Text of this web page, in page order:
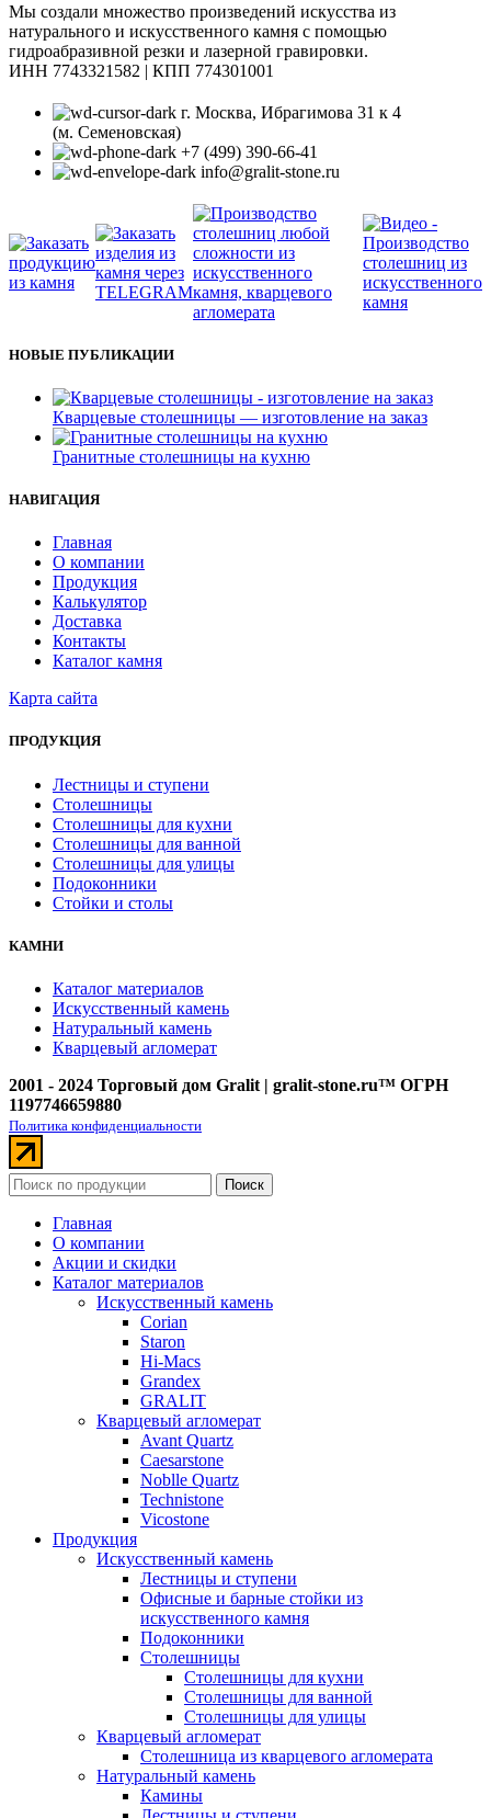
Мы создали множество произведений искусства из
натурального и искусственного камня с помощью
гидроабразивной резки и лазерной гравировки.
ИНН 7743321582 | КПП 774301001
г. Москва, Ибрагимова 31 к 4
(м. Семеновская)
+7 (499) 390-66-41
info@gralit-stone.ru
НОВЫЕ ПУБЛИКАЦИИ
Кварцевые столешницы — изготовление на заказ
Гранитные столешницы на кухню
НАВИГАЦИЯ
Главная
О компании
Продукция
Калькулятор
Доставка
Контакты
Каталог камня
Карта сайта
ПРОДУКЦИЯ
Лестницы и ступени
Столешницы
Столешницы для кухни
Столешницы для ванной
Столешницы для улицы
Подоконники
Стойки и столы
КАМНИ
Каталог материалов
Искусственный камень
Натуральный камень
Кварцевый агломерат
2001 - 2024 Торговый дом Gralit | gralit-stone.ru™ ОГРН
1197746659880
Политика конфиденциальности
Поиск
Главная
О компании
Акции и скидки
Каталог материалов
Искусственный камень
Corian
Staron
Hi-Macs
Grandex
GRALIT
Кварцевый агломерат
Avant Quartz
Caesarstone
Noblle Quartz
Technistone
Vicostone
Продукция
Искусственный камень
Лестницы и ступени
Офисные и барные стойки из
искусственного камня
Подоконники
Столешницы
Столешницы для кухни
Столешницы для ванной
Столешницы для улицы
Кварцевый агломерат
Столешница из кварцевого агломерата
Натуральный камень
Камины